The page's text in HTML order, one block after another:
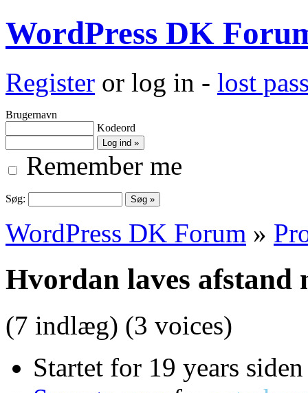
WordPress DK
Register or log in - lost
Brugernavn
Kodeord
Remember me
Søg:
WordPress DK Forum »
Hvordan laves afstand
(7 indlæg) (3 voices)
Startet for 19 years